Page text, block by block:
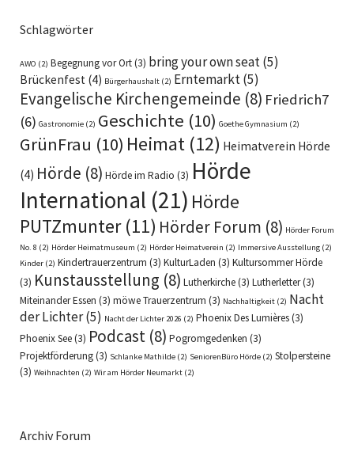
Schlagwörter
AWO (2) Begegnung vor Ort(3) bring your own seat(5)
Brückenfest (4) Bürgerhaushalt (2) Erntemarkt(5)
Evangelische Kirchengemeinde (8) Friedrich7
(6) Gastronomie (2) Geschichte (10) Goethe Gymnasium (2)
GrünFrau (10) Heimat (12) Heimatverein Hörde
(4) Hörde (8) Hörde im Radio (3) Hörde
International (21) Hörde
PUTZmunter(11) Hörder Forum (8) Hörder Forum
No. 8 (2) Hörder Heimatmuseum (2) Hörder Heimatverein (2) Immersive Ausstellung (2)
Kinder (2) Kindertrauerzentrum (3) KulturLaden (3) Kultursommer Hörde
(3) Kunstausstellung (8) Lutherkirche(3) Lutherletter(3)
Miteinander Essen (3) möwe Trauerzentrum (3) Nachhaltigkeit (2) Nacht
der Lichter(5) Nacht der Lichter 2026 (2) Phoenix Des Lumières(3)
Phoenix See(3) Podcast (8) Pogromgedenken (3)
Projektförderung(3) Schlanke Mathilde (2) SeniorenBüro Hörde (2) Stolpersteine
(3) Weihnachten (2) Wir am Hörder Neumarkt (2)
Archiv Forum